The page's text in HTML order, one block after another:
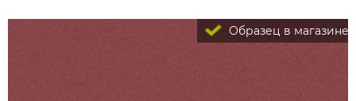
Образец в магазине